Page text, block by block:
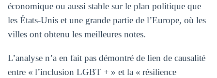
économique ou aussi stable sur le plan politique que
les États-Unis et une grande partie de l’Europe, où les
villes ont obtenu les meilleures notes.
L’analyse n’a en fait pas démontré de lien de causalité
entre « l’inclusion LGBT + » et la « résilience